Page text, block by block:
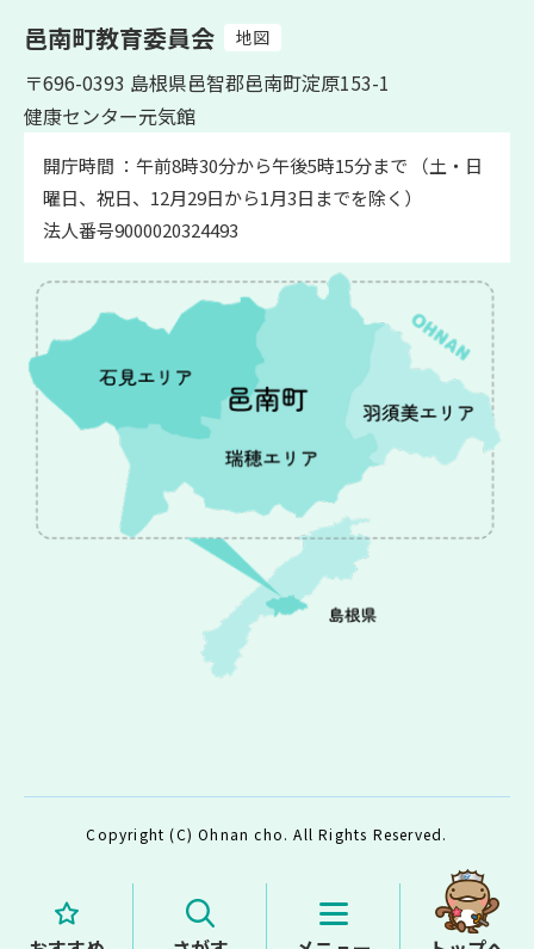
邑南町教育委員会 地図
〒696-0393 島根県邑智郡邑南町淀原153-1
健康センター元気館
開庁時間 ：午前8時30分から午後5時15分まで （土・日
曜日、祝日、12月29日から1月3日までを除く）
法人番号9000020324493
Copyright (C) Ohnan cho. All Rights Reserved.